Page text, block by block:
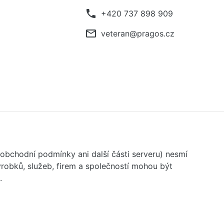
phone +420 737 898 909
mail_outline veteran@pragos.cz
podmínky ani další části serveru) nesmí
služeb, firem a společností mohou být